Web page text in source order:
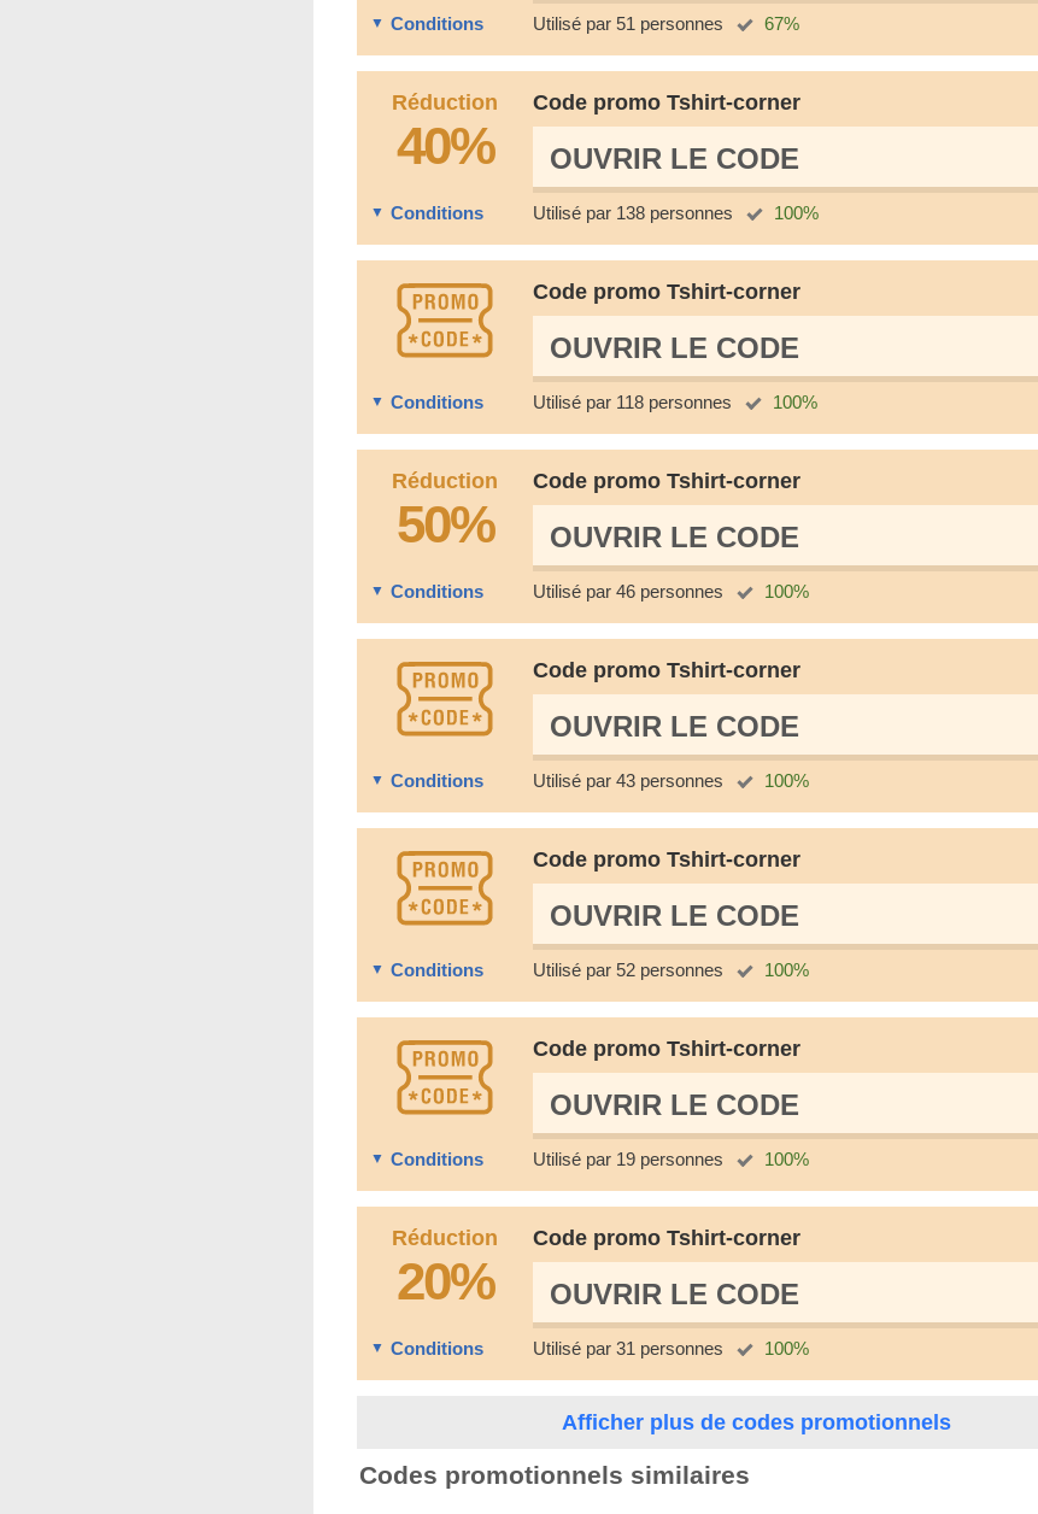
Conditions Utilisé par 51 personnes 67%
Réduction
40%
Code promo Tshirt-corner
OUVRIR LE СODE
Conditions Utilisé par 138 personnes 100%
Code promo Tshirt-corner
OUVRIR LE СODE
Conditions Utilisé par 118 personnes 100%
Réduction
50%
Code promo Tshirt-corner
OUVRIR LE СODE
Conditions Utilisé par 46 personnes 100%
Code promo Tshirt-corner
OUVRIR LE СODE
Conditions Utilisé par 43 personnes 100%
Code promo Tshirt-corner
OUVRIR LE СODE
Conditions Utilisé par 52 personnes 100%
Code promo Tshirt-corner
OUVRIR LE СODE
Conditions Utilisé par 19 personnes 100%
Réduction
20%
Code promo Tshirt-corner
OUVRIR LE СODE
Conditions Utilisé par 31 personnes 100%
Afficher plus de codes promotionnels
Codes promotionnels similaires